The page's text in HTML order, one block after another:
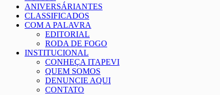
ANIVERSÁRIANTES
CLASSIFICADOS
COM A PALAVRA
EDITORIAL
RODA DE FOGO
INSTITUCIONAL
CONHEÇA ITAPEVI
QUEM SOMOS
DENUNCIE AQUI
CONTATO